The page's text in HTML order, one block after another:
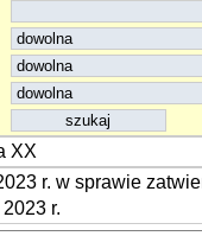
XX
r. w sprawie
r.